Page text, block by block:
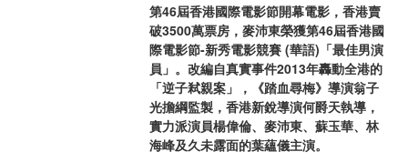
第46屆香港國際電影節開幕電影，香港賣
破3500萬票房，麥沛東榮獲第46屆香港國
際電影節-新秀電影競賽 (華語)「最佳男演
員」。改編自真實事件2013年轟動全港的
「逆子弒親案」，《踏血尋梅》導演翁子
光擔綱監製，香港新銳導演何爵天執導，
實力派演員楊偉倫、麥沛東、蘇玉華、林
海峰及久未露面的葉蘊儀主演。